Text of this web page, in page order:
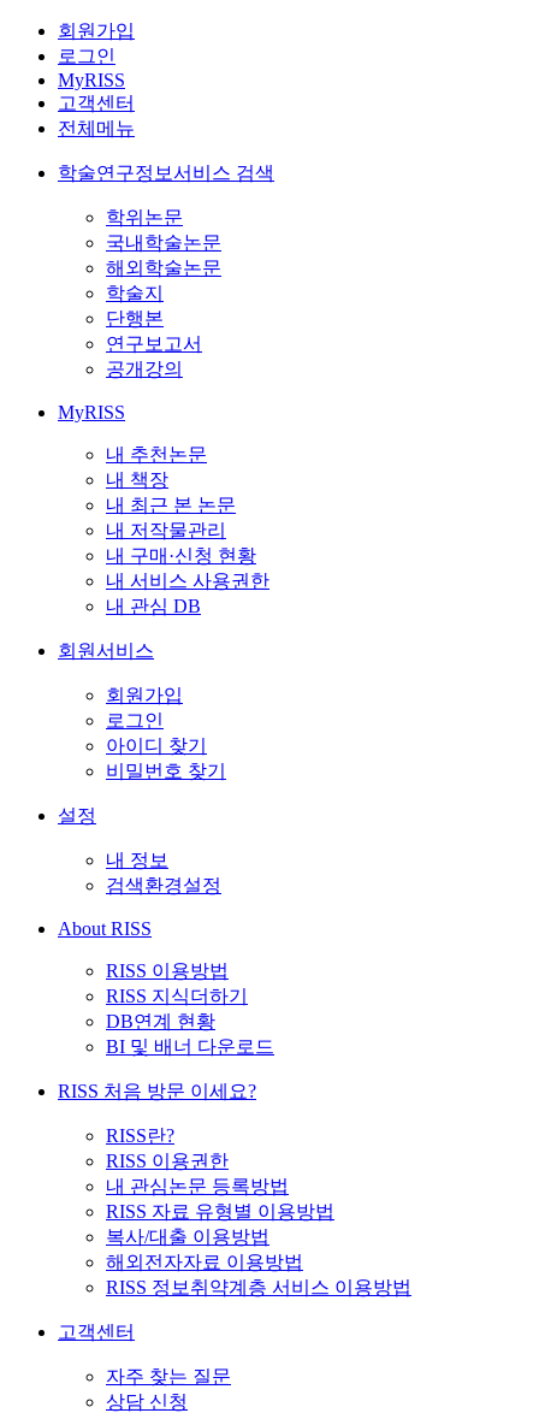
회원가입
로그인
MyRISS
고객센터
전체메뉴
학술연구정보서비스 검색
학위논문
국내학술논문
해외학술논문
학술지
단행본
연구보고서
공개강의
MyRISS
내 추천논문
내 책장
내 최근 본 논문
내 저작물관리
내 구매·신청 현황
내 서비스 사용권한
내 관심 DB
회원서비스
회원가입
로그인
아이디 찾기
비밀번호 찾기
설정
내 정보
검색환경설정
About RISS
RISS 이용방법
RISS 지식더하기
DB연계 현황
BI 및 배너 다운로드
RISS 처음 방문 이세요?
RISS란?
RISS 이용권한
내 관심논문 등록방법
RISS 자료 유형별 이용방법
복사/대출 이용방법
해외전자자료 이용방법
RISS 정보취약계층 서비스 이용방법
고객센터
자주 찾는 질문
상담 신청